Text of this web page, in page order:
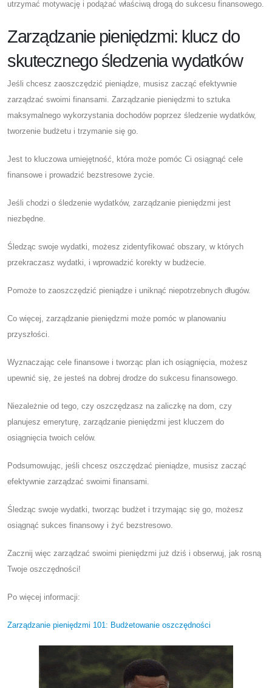
utrzymać motywację i podążać właściwą drogą do sukcesu finansowego.
Zarządzanie pieniędzmi: klucz do
skutecznego śledzenia wydatków
Jeśli chcesz zaoszczędzić pieniądze, musisz zacząć efektywnie
zarządzać swoimi finansami. Zarządzanie pieniędzmi to sztuka
maksymalnego wykorzystania dochodów poprzez śledzenie wydatków,
tworzenie budżetu i trzymanie się go.
Jest to kluczowa umiejętność, która może pomóc Ci osiągnąć cele
finansowe i prowadzić bezstresowe życie.
Jeśli chodzi o śledzenie wydatków, zarządzanie pieniędzmi jest
niezbędne.
Śledząc swoje wydatki, możesz zidentyfikować obszary, w których
przekraczasz wydatki, i wprowadzić korekty w budżecie.
Pomoże to zaoszczędzić pieniądze i uniknąć niepotrzebnych długów.
Co więcej, zarządzanie pieniędzmi może pomóc w planowaniu
przyszłości.
Wyznaczając cele finansowe i tworząc plan ich osiągnięcia, możesz
upewnić się, że jesteś na dobrej drodze do sukcesu finansowego.
Niezależnie od tego, czy oszczędzasz na zaliczkę na dom, czy
planujesz emeryturę, zarządzanie pieniędzmi jest kluczem do
osiągnięcia twoich celów.
Podsumowując, jeśli chcesz oszczędzać pieniądze, musisz zacząć
efektywnie zarządzać swoimi finansami.
Śledząc swoje wydatki, tworząc budżet i trzymając się go, możesz
osiągnąć sukces finansowy i żyć bezstresowo.
Zacznij więc zarządzać swoimi pieniędzmi już dziś i obserwuj, jak rosną
Twoje oszczędności!
Po więcej informacji:
Zarządzanie pieniędzmi 101: Budżetowanie oszczędności